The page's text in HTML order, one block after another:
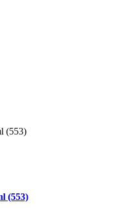
(553)